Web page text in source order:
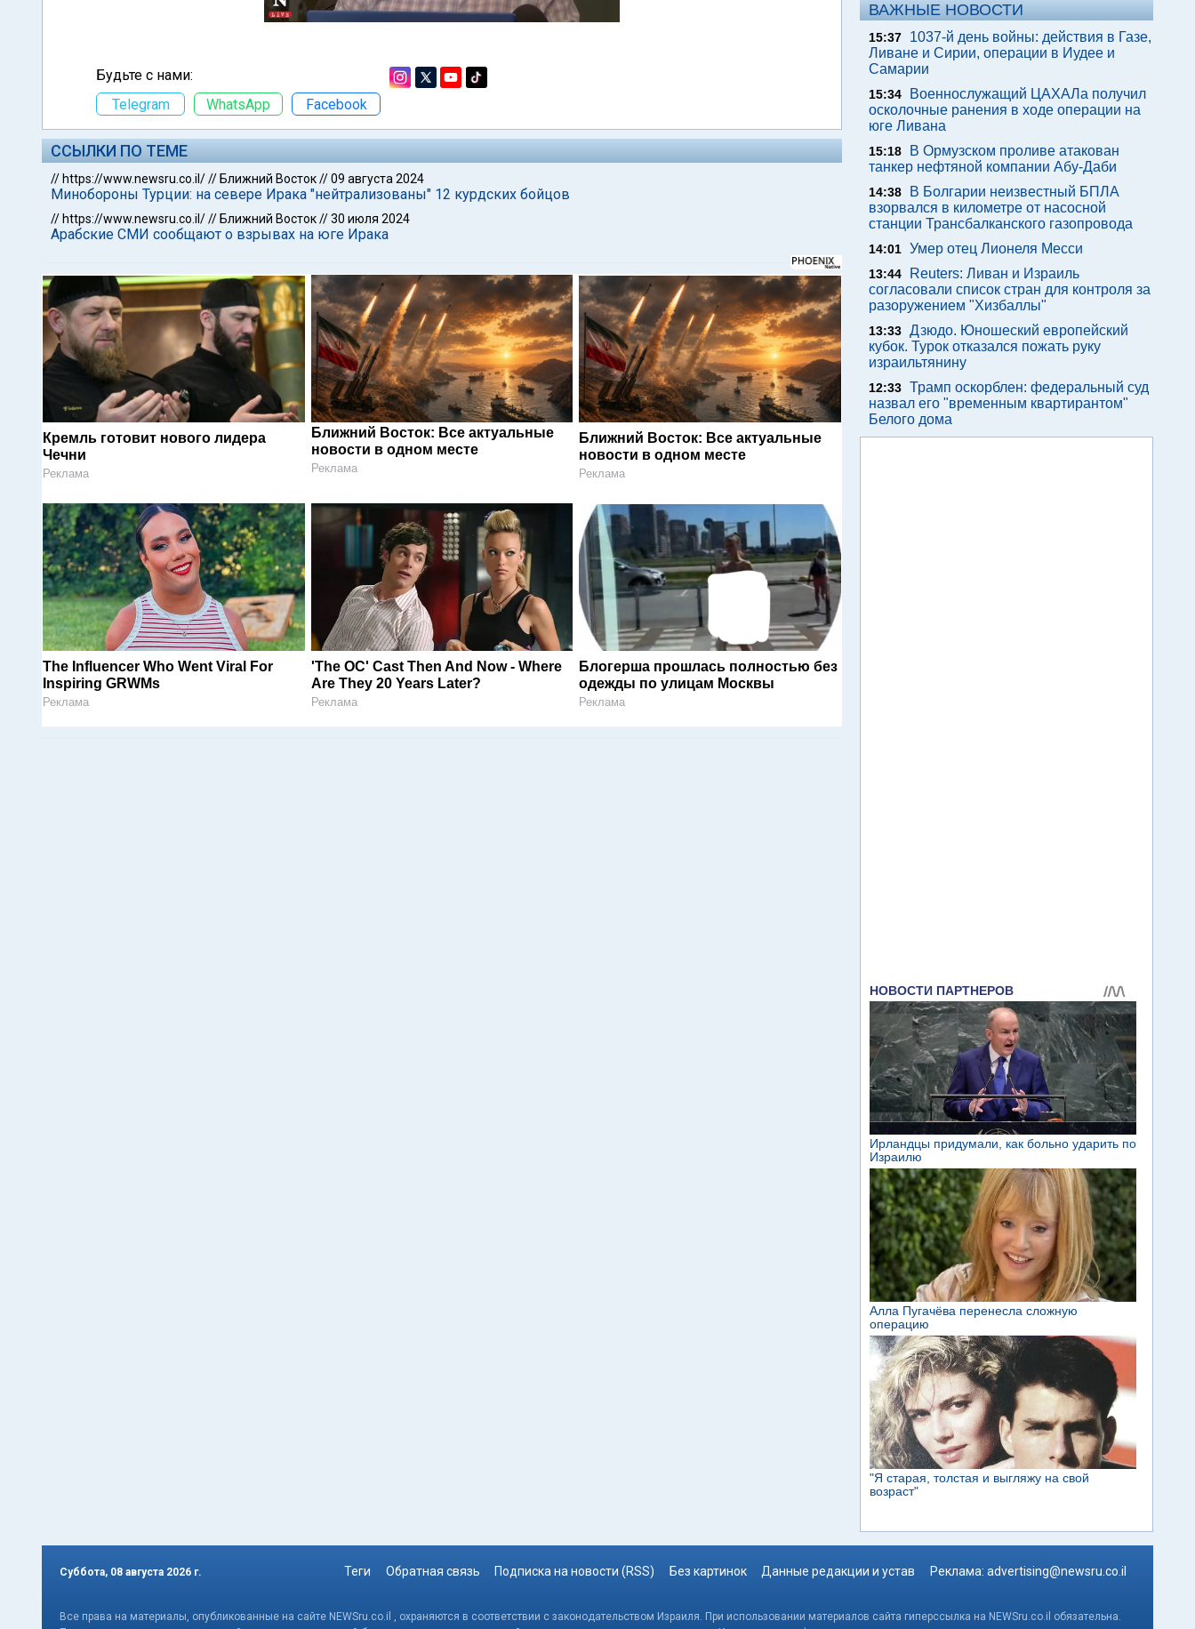
Будьте с нами:
Telegram
WhatsApp Facebook
ССЫЛКИ ПО ТЕМЕ
// https://www.newsru.co.il/// Ближний Восток//09 августа 2024
Минобороны Турции: на севере Ирака "нейтрализованы" 12 курдских бойцов
// https://www.newsru.co.il/// Ближний Восток//30 июля 2024
Арабские СМИ сообщают о взрывах на юге Ирака
Кремль готовит нового лидера
Чечни
Реклама
Ближний Восток: Все актуальные
новости в одном месте
Реклама
Ближний Восток: Все актуальные
новости в одном месте
Реклама
The Influencer Who Went Viral For
Inspiring GRWMs
Реклама
'The OC' Cast Then And Now - Where
Are They 20 Years Later?
Реклама
Блогерша прошлась полностью без
одежды по улицам Москвы
Реклама
ВАЖНЫЕ НОВОСТИ
15:37
1037-й день войны: действия в Газе,
Ливане и Сирии, операции в Иудее и
Самарии
15:34
Военнослужащий ЦАХАЛа получил
осколочные ранения в ходе операции на
юге Ливана
15:18
В Ормузском проливе атакован
танкер нефтяной компании Абу-Даби
14:38
В Болгарии неизвестный БПЛА
взорвался в километре от насосной
станции Трансбалканского газопровода
14:01 Умер отец Лионеля Месси
13:44
Reuters: Ливан и Израиль
согласовали список стран для контроля за
разоружением "Хизбаллы"
13:33 Дзюдо. Юношеский европейский
кубок. Турок отказался пожать руку
израильтянину
12:33 Трамп оскорблен: федеральный суд
назвал его "временным квартирантом"
Белого дома
Суббота, 08 августа 2026 г. Теги Обратная связь Подписка на новости (RSS) Без картинок Данные редакции и устав Реклама: advertising@newsru.co.il
Все права на материалы, опубликованные на сайте NEWSru.co.il , охраняются в соответствии с законодательством Израиля. При использовании материалов сайта гиперссылка на NEWSru.co.il обязательна.